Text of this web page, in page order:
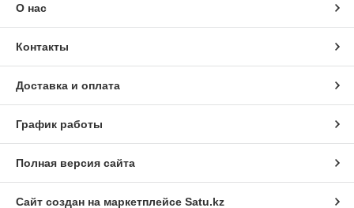
О нас
Контакты
Доставка и оплата
График работы
Полная версия сайта
Сайт создан на маркетплейсе Satu.kz